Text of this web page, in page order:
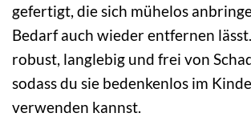
gefertigt, die sich mühelos
Bedarf auch wieder entfernen
robust, langlebig und frei von
sodass du sie bedenkenlos im
verwenden kannst.